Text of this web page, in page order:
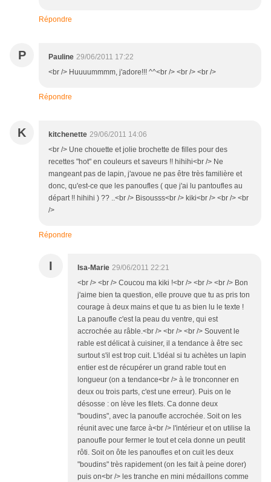
Répondre
P Pauline 29/06/2011 17:22
<br /> Huuuummmm, j'adore!!! ^^<br /> <br /> <br />
Répondre
K kitchenette 29/06/2011 14:06
<br /> Une chouette et jolie brochette de filles pour des
recettes "hot" en couleurs et saveurs !! hihihi<br /> Ne
mangeant pas de lapin, j'avoue ne pas être très familière et
donc, qu'est-ce que les panoufles ( que j'ai lu pantoufles au
départ !! hihihi ) ?? ..<br /> Bisousss<br /> kiki<br /> <br /> <br
/>
Répondre
I Isa-Marie 29/06/2011 22:21
<br /> <br /> Coucou ma kiki !<br /> <br /> <br /> Bon
j'aime bien ta question, elle prouve que tu as pris ton
courage à deux mains et que tu as bien lu le texte !
La panoufle c'est la peau du ventre, qui est
accrochée au râble.<br /> <br /> <br /> Souvent le
rable est délicat à cuisiner, il a tendance à être sec
surtout s'il est trop cuit. L'idéal si tu achètes un lapin
entier est de récupérer un grand rable tout en
longueur (on a tendance<br /> à le tronconner en
deux ou trois parts, c'est une erreur). Puis on le
désosse : on lève les filets. Ca donne deux
"boudins", avec la panoufle accrochée. Soit on les
réunit avec une farce à<br /> l'intérieur et on utilise la
panoufle pour fermer le tout et cela donne un peutit
rôti. Soit on ôte les panoufles et on cuit les deux
"boudins" très rapidement (on les fait à peine dorer)
puis on<br /> les tranche en mini médaillons comme